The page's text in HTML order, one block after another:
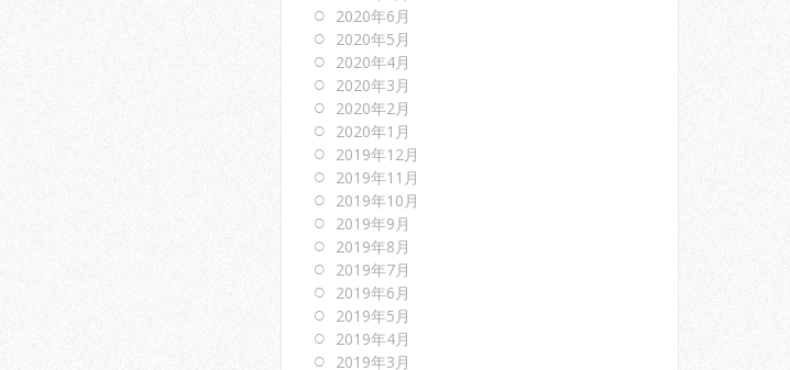
2020年6月
2020年5月
2020年4月
2020年3月
2020年2月
2020年1月
2019年12月
2019年11月
2019年10月
2019年9月
2019年8月
2019年7月
2019年6月
2019年5月
2019年4月
2019年3月